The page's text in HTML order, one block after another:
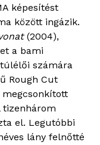
képesítést
között ingázik.
(2004),
a bami
számára
Rough Cut
megcsonkított
tizenhárom
el. Legutóbbi
lány felnőtté